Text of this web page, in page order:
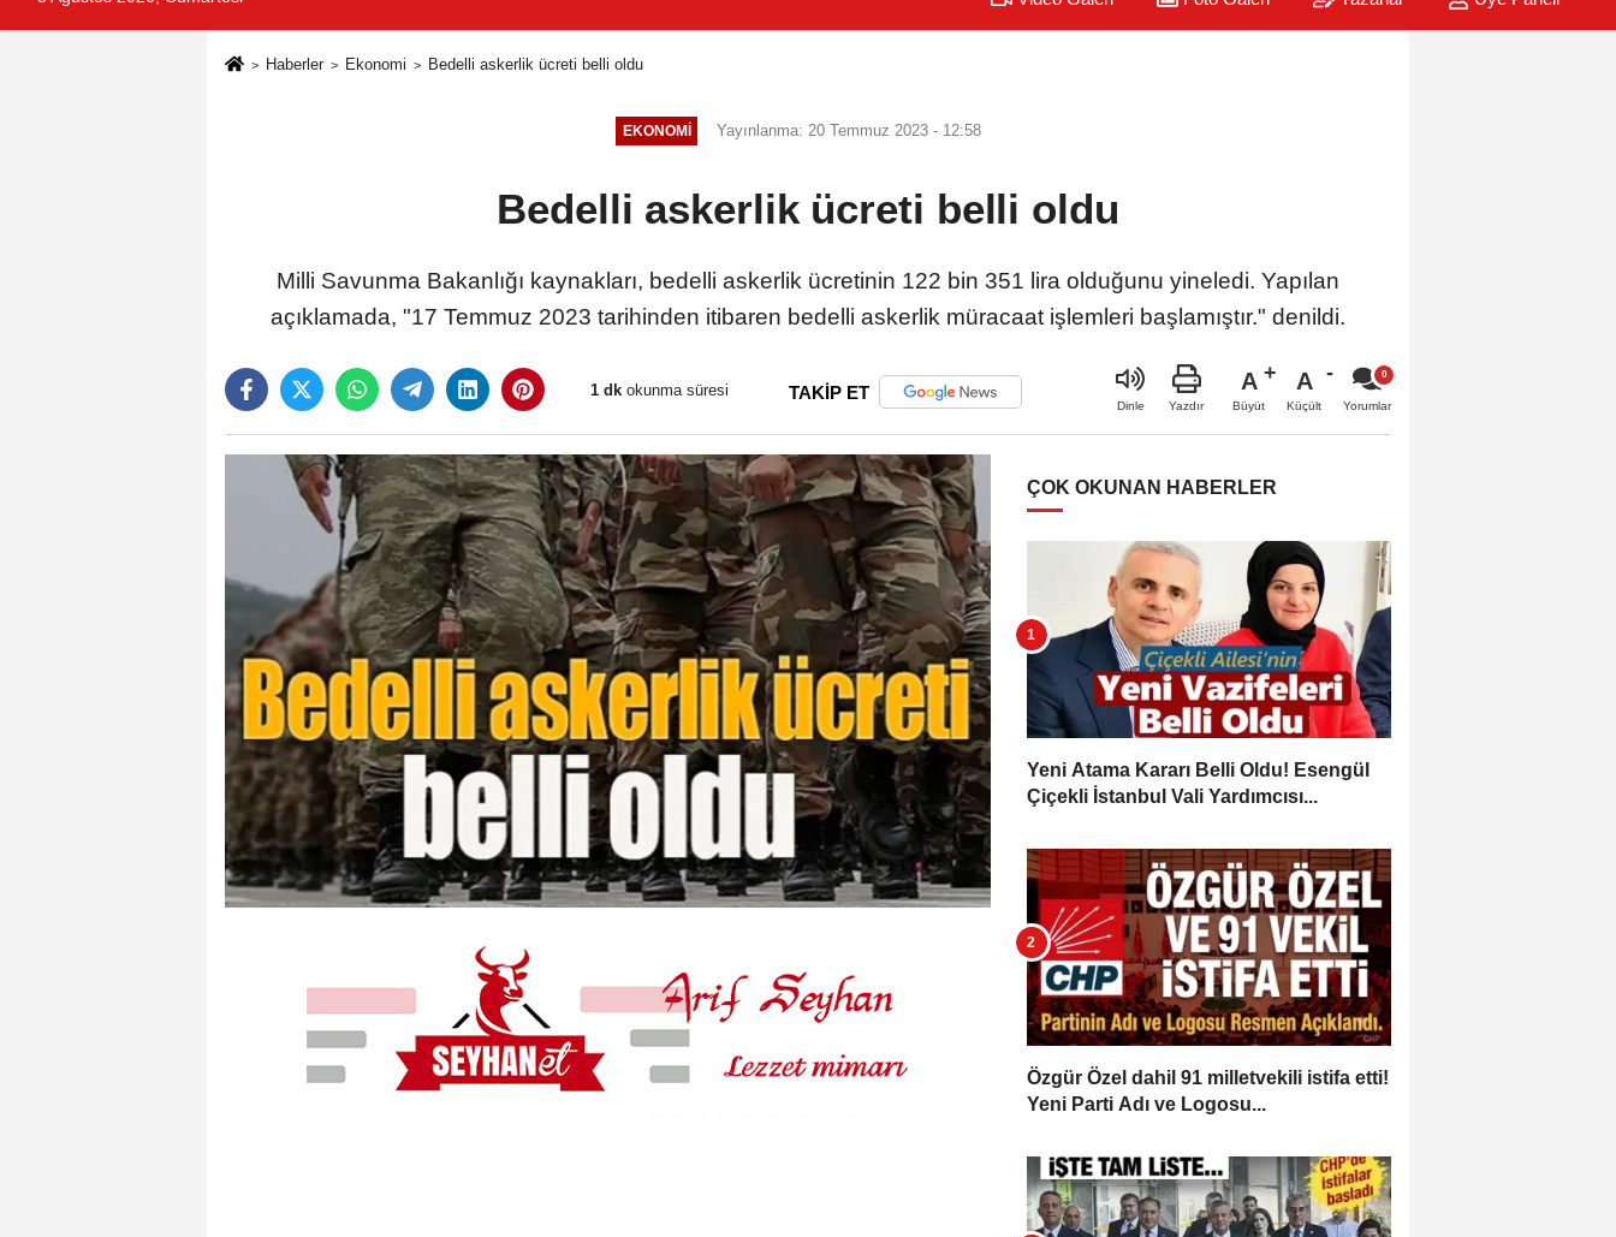
Haberler Ekonomi Bedelli askerlik ücreti belli oldu
EKONOMI Yayınlanma: 20 Temmuz 2023 - 12:58
Bedelli askerlik ücreti belli oldu
Milli Savunma Bakanlığı kaynakları, bedelli askerlik ücretinin 122 bin 351 lira olduğunu yineledi. Yapılan
açıklamada, "17 Temmuz 2023 tarihinden itibaren bedelli askerlik müracaat işlemleri başlamıştır." denildi.
1 dk okunma süresi TAKİP ET
Dinle Yazdır
A
Büyüt
A
Küçült Yorumlar
ÇOK OKUNAN HABERLER
Yeni Atama Kararı Belli Oldu! Esengül
Çiçekli İstanbul Vali Yardımcısı...
Özgür Özel dahil 91 milletvekili istifa etti!
Yeni Parti Adı ve Logosu...